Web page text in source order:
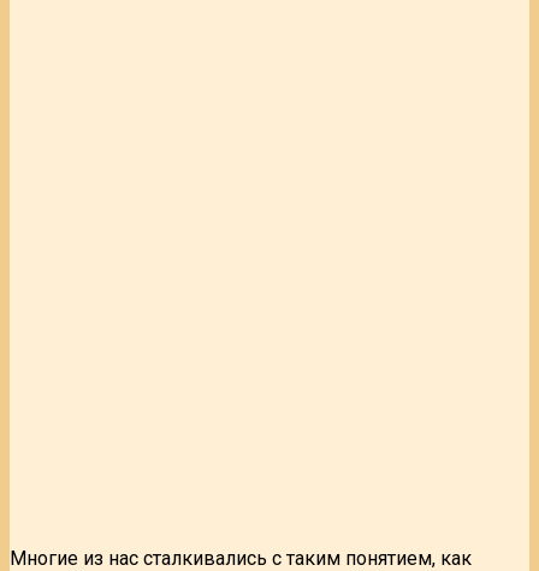
Многие из нас сталкивались с таким понятием, как